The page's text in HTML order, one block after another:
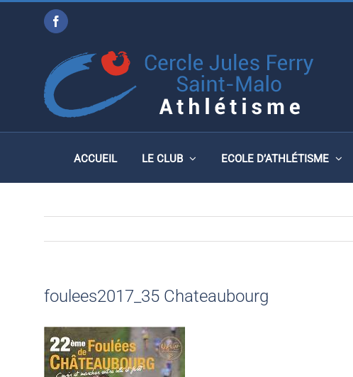
Facebook
ACCUEIL LE CLUB ECOLE D’ATHLÉTISME
FOULEES2017_35
foulees2017_35 Chateaubourg